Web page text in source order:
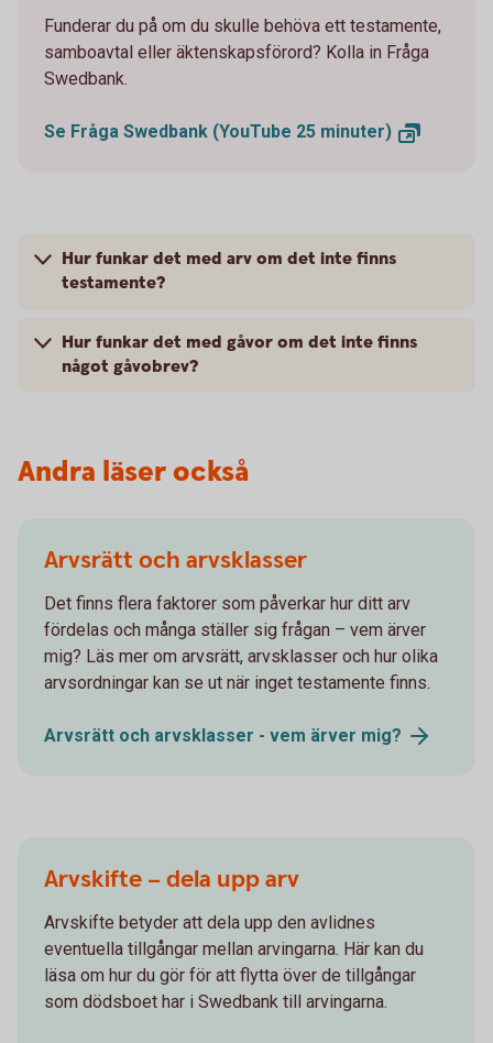
Funderar du på om du skulle behöva ett testamente,
samboavtal eller äktenskapsförord? Kolla in Fråga
Swedbank.
Se Fråga Swedbank (YouTube 25 minuter)
Hur funkar det med arv om det inte finns
testamente?
Hur funkar det med gåvor om det inte finns
något gåvobrev?
Andra läser också
Arvsrätt och arvsklasser
Det finns flera faktorer som påverkar hur ditt arv
fördelas och många ställer sig frågan – vem ärver
mig? Läs mer om arvsrätt, arvsklasser och hur olika
arvsordningar kan se ut när inget testamente finns.
Arvsrätt och arvsklasser - vem ärver mig?
Arvskifte – dela upp arv
Arvskifte betyder att dela upp den avlidnes
eventuella tillgångar mellan arvingarna. Här kan du
läsa om hur du gör för att flytta över de tillgångar
som dödsboet har i Swedbank till arvingarna.